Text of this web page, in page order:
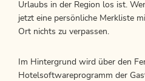
Urlaubs in der Region los ist.
jetzt eine persönliche Merkliste
Ort nichts zu verpassen.
Im Hintergrund wird über den
Hotelsoftwareprogramm der